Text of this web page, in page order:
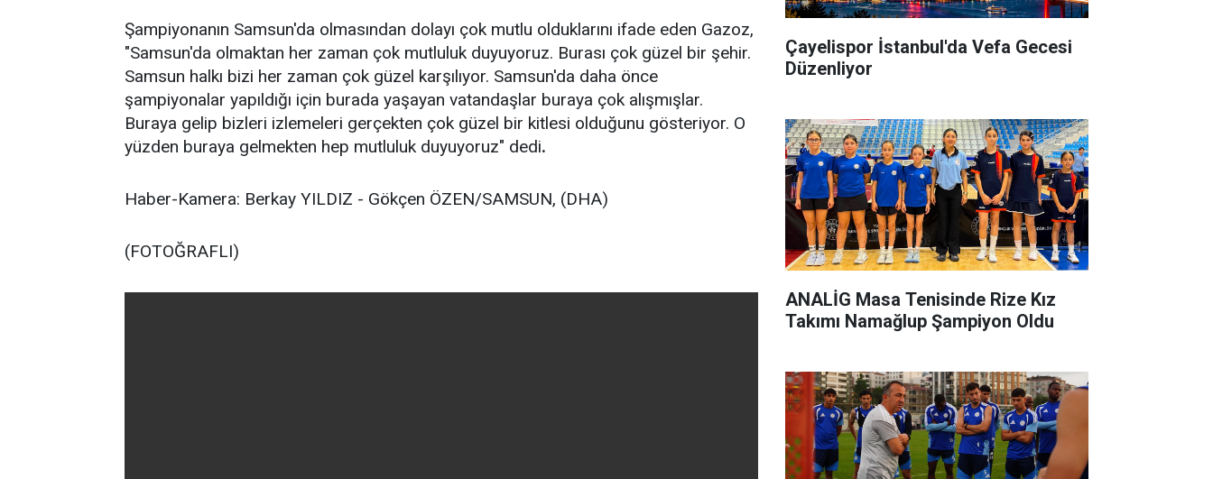
Şampiyonanın Samsun'da olmasından dolayı çok mutlu olduklarını ifade eden Gazoz,
"Samsun'da olmaktan her zaman çok mutluluk duyuyoruz. Burası çok güzel bir şehir.
Samsun halkı bizi her zaman çok güzel karşılıyor. Samsun'da daha önce
şampiyonalar yapıldığı için burada yaşayan vatandaşlar buraya çok alışmışlar.
Buraya gelip bizleri izlemeleri gerçekten çok güzel bir kitlesi olduğunu gösteriyor. O
yüzden buraya gelmekten hep mutluluk duyuyoruz" dedi.
Haber-Kamera: Berkay YILDIZ - Gökçen ÖZEN/SAMSUN, (DHA)
(FOTOĞRAFLI)
Çayelispor İstanbul'da Vefa Gecesi
Düzenliyor
ANALİG Masa Tenisinde Rize Kız
Takımı Namağlup Şampiyon Oldu